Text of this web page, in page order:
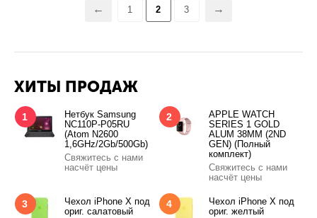
1 2 3
ХИТЫ ПРОДАЖ
1
Нетбук Samsung
NC110P-P05RU
(Atom N2600
1,6GHz/2Gb/500Gb)
Свяжитесь с нами
насчёт цены
2
APPLE WATCH
SERIES 1 GOLD
ALUM 38MM (2ND
GEN) (Полный
комплект)
Свяжитесь с нами
насчёт цены
3
Чехол iPhone X под
ориг. салатовый
4
Чехол iPhone X под
ориг. желтый